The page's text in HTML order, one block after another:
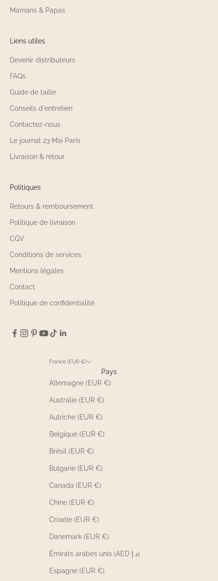
Mamans & Papas
Liens utiles
Devenir distributeurs
FAQs
Guide de taille
Conseils d'entretien
Contactez-nous
Le journal 23 Mai Paris
Livraison & retour
Politiques
Retours & remboursement
Politique de livraison
CGV
Conditions de services
Mentions légales
Contact
Politique de confidentialité
France (EUR €)
Pays
Allemagne (EUR €)
Australie (EUR €)
Autriche (EUR €)
Belgique (EUR €)
Brésil (EUR €)
Bulgarie (EUR €)
Canada (EUR €)
Chine (EUR €)
Croatie (EUR €)
Danemark (EUR €)
Émirats arabes unis (AED د.إ)
Espagne (EUR €)